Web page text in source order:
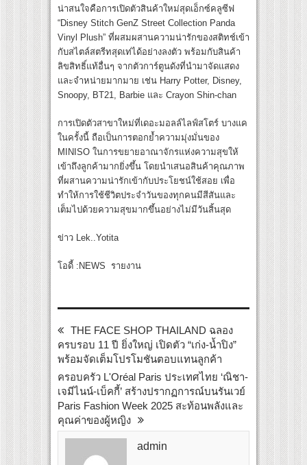
น่าสนใจคือการเปิดตัวสินค้าใหม่สุดเอ็กซ์คลูซีฟ
“Disney Stitch GenZ Street Collection Panda
Vinyl Plush” ที่ผสมผสานความน่ารักของสติทช์เข้า
กับสไตล์สตรีทสุดเท่ได้อย่างลงตัว พร้อมกับสินค้า
ลิขสิทธิ์แท้อื่นๆ จากตัวการ์ตูนดังที่นำมาจัดแสดง
และจำหน่ายมากมาย เช่น Harry Potter, Disney,
Snoopy, BT21, Barbie และ Crayon Shin-chan
การเปิดตัวสาขาใหม่ที่เดอะมอลล์ไลฟ์สโตร์ บางแค
ในครั้งนี้ ถือเป็นการตอกย้ำความมุ่งมั่นของ
MINISO ในการขยายอาณาจักรแห่งความสุขให้
เข้าถึงลูกค้ามากยิ่งขึ้น โดยนำเสนอสินค้าคุณภาพ
ที่ผสานความน่ารักเข้ากับประโยชน์ใช้สอย เพื่อ
ทำให้การใช้ชีวิตประจำวันของทุกคนมีสีสันและ
เต็มไปด้วยความสุขมากขึ้นอย่างไม่มีวันสิ้นสุด
ข่าว Lek..Yotita
โอดี้ :NEWS รายงาน
THE FACE SHOP THAILAND ฉลอง
ครบรอบ 11 ปี ยิ่งใหญ่ เปิดตัว “เก่ง-น้ำปิง”
พร้อมจัดเต็มโปรโมชันตอบแทนลูกค้า
ครอบครัว L'Oréal Paris ประเทศไทย ‘ณิชา-
เจมีไนน์-เบ็คกี้’ สร้างปรากฏการณ์บนรันเวย์
Paris Fashion Week 2025 สะท้อนพลังและ
คุณค่าของผู้หญิง
admin